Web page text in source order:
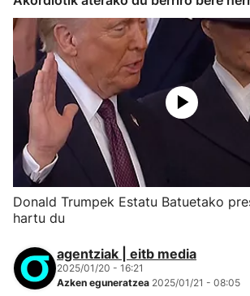
Donald Trumpek Estatu Batuetako
hartu du
agentziak | eitb media
2025/01/20 - 16:21
Azken eguneratzea 2025/01/21 - 08:05